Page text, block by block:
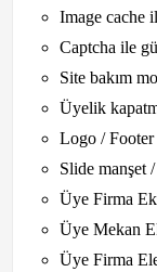
Image cache
Captcha ile
Site bakım
Üyelik
Logo / Footer
Slide manşet
Üye Firma
Üye Mekan
Üye Firma